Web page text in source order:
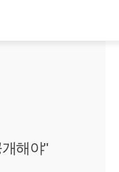
해야"